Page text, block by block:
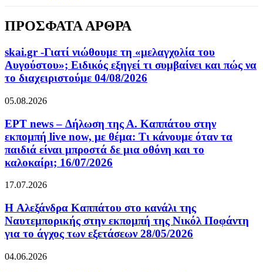
ΠΡΟΣΦΑΤΑ ΑΡΘΡΑ
skai.gr -Γιατί νιώθουμε τη «μελαγχολία του
Αυγούστου»; Ειδικός εξηγεί τι συμβαίνει και πώς να
το διαχειριστούμε 04/08/2026
05.08.2026
ΕΡΤ news – Δήλωση της Α. Καππάτου στην
εκπομπή live now, με θέμα: Τι κάνουμε όταν τα
παιδιά είναι μπροστά δε μια οθόνη και το
καλοκαίρι; 16/07/2026
17.07.2026
H Αλεξάνδρα Καππάτου στο κανάλι της
Ναυτεμπορικής στην εκπομπή της Νικόλ Ποφάντη
για το άγχος των εξετάσεων 28/05/2026
04.06.2026